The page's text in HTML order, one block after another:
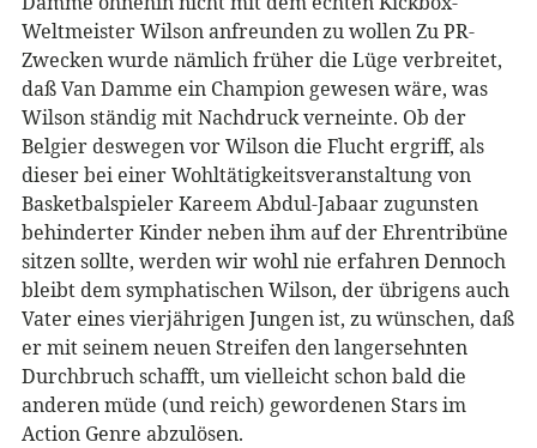
Weltmeister Wilson anfreunden zu wollen Zu PR-
Zwecken wurde nämlich früher die Lüge verbreitet,
daß Van Damme ein Champion gewesen wäre, was
Wilson ständig mit Nachdruck verneinte. Ob der
Belgier deswegen vor Wilson die Flucht ergriff, als
dieser bei einer Wohltätigkeitsveranstaltung von
Basketbalspieler Kareem Abdul-Jabaar zugunsten
behinderter Kinder neben ihm auf der Ehrentribüne
sitzen sollte, werden wir wohl nie erfahren Dennoch
bleibt dem symphatischen Wilson, der übrigens auch
Vater eines vierjährigen Jungen ist, zu wünschen, daß
er mit seinem neuen Streifen den langersehnten
Durchbruch schafft, um vielleicht schon bald die
anderen müde (und reich) gewordenen Stars im
Action Genre abzulösen.